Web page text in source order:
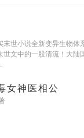
末世小说全新变异生物体
世文中的一股清流！大陆
女神医相公